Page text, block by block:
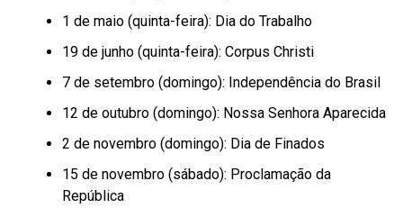
1 de maio (quinta-feira): Dia do Trabalho
19 de junho (quinta-feira): Corpus Christi
7 de setembro (domingo): Independência do Brasil
12 de outubro (domingo): Nossa Senhora Aparecida
2 de novembro (domingo): Dia de Finados
15 de novembro (sábado): Proclamação da
República